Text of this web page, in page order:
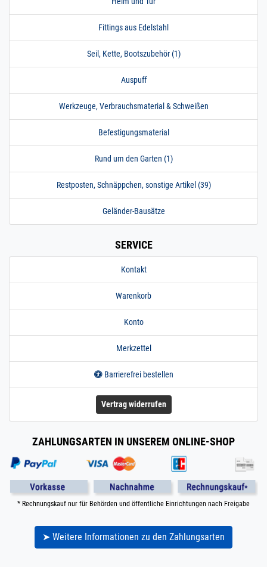
Fittings aus Edelstahl
Seil, Kette, Bootszubehör (1)
Auspuff
Werkzeuge, Verbrauchsmaterial & Schweißen
Befestigungsmaterial
Rund um den Garten (1)
Restposten, Schnäppchen, sonstige Artikel (39)
Geländer-Bausätze
SERVICE
Kontakt
Warenkorb
Konto
Merkzettel
Barrierefrei bestellen
Vertrag widerrufen
ZAHLUNGSARTEN IN UNSEREM ONLINE-SHOP
* Rechnungskauf nur für Behörden und öffentliche Einrichtungen nach Freigabe
➤ Weitere Informationen zu den Zahlungsarten